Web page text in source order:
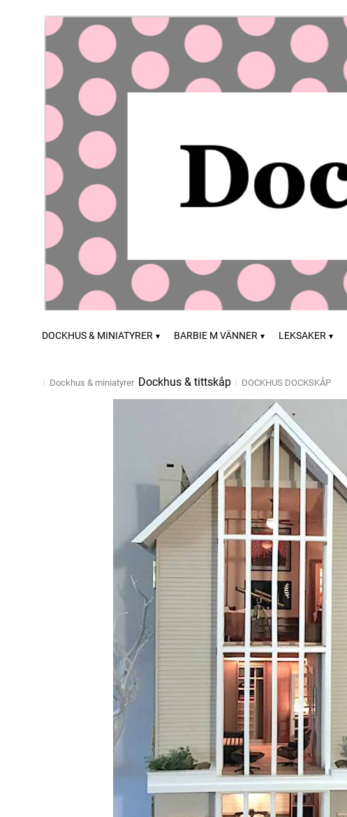
DOCKHUS & MINIATYRER BARBIE M VÄNNER LEKSAKER
Dockhus & miniatyrer Dockhus & tittskåp DOCKHUS DOCKSKÅP